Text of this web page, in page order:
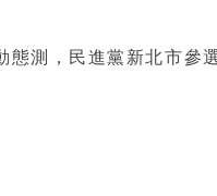
測，民進黨新北市參